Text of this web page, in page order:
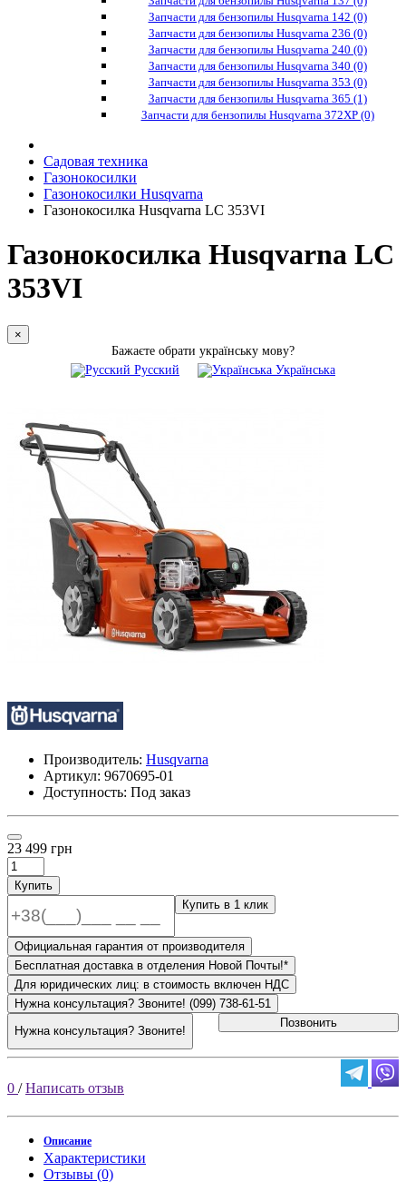
Запчасти для бензопилы Husqvarna 142 (0)
Запчасти для бензопилы Husqvarna 236 (0)
Запчасти для бензопилы Husqvarna 240 (0)
Запчасти для бензопилы Husqvarna 340 (0)
Запчасти для бензопилы Husqvarna 353 (0)
Запчасти для бензопилы Husqvarna 365 (1)
Запчасти для бензопилы Husqvarna 372XP (0)
Садовая техника
Газонокосилки
Газонокосилки Husqvarna
Газонокосилка Husqvarna LC 353VI
Газонокосилка Husqvarna LC
353VI
×
Бажаєте обрати українську мову?
Русский
Українська
Производитель: Husqvarna
Артикул: 9670695-01
Доступность: Под заказ
23 499 грн
Купить
Купить в 1 клик
Официальная гарантия от производителя
Бесплатная доставка в отделения Новой Почты!*
Для юридических лиц: в стоимость включен НДС
Нужна консультация? Звоните! (099) 738-61-51
Нужна консультация? Звоните!
Позвонить
0 /Написать отзыв
Описание
Характеристики
Отзывы (0)